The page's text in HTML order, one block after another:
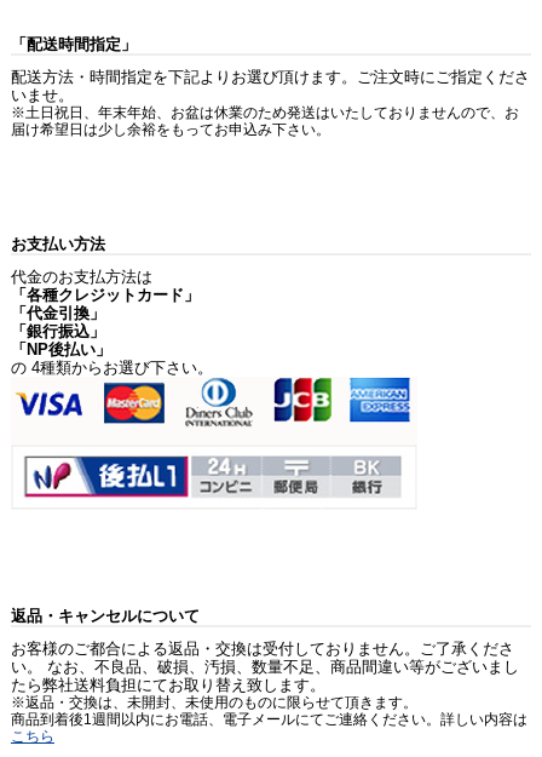
「配送時間指定」
配送方法・時間指定を下記よりお選び頂けます。ご注文時にご指定くださ
いませ。
※土日祝日、年末年始、お盆は休業のため発送はいたしておりませんので、お
届け希望日は少し余裕をもってお申込み下さい。
お支払い方法
代金のお支払方法は
「各種クレジットカード」
「代金引換」
「銀行振込」
「NP後払い」
の 4種類からお選び下さい。
返品・キャンセルについて
お客様のご都合による返品・交換は受付しておりません。ご了承くださ
い。 なお、不良品、破損、汚損、数量不足、商品間違い等がございまし
たら弊社送料負担にてお取り替え致します。
※返品・交換は、未開封、未使用のものに限らせて頂きます。
商品到着後1週間以内にお電話、電子メールにてご連絡ください。詳しい内容は
こちら